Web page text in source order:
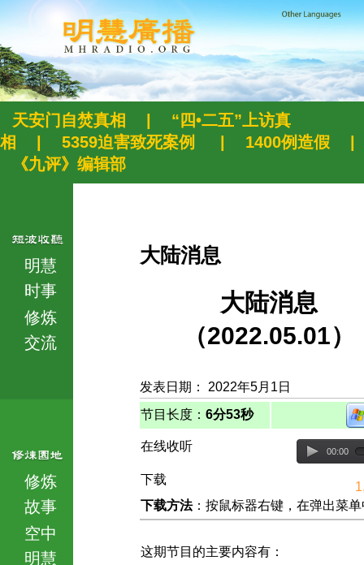
天安门自焚真相
“四•二五”上访真
相
5359迫害致死案例 1400例造假
《九评》编辑部
明慧
时事
修炼
交流
修炼
故事
空中
明慧
大陆消息
大陆消息
（2022.05.01）
发表日期： 2022年5月1日
节目长度： 6分53秒
在线收听 00:00
下载
下载方法：按鼠标器右键，在弹出菜
这期节目的主要内容有：